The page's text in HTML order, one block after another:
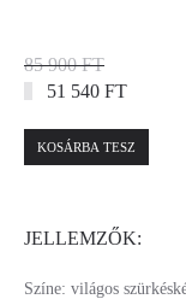
85 900 FT
51 540 FT
KOSÁRBA TESZ
JELLEMZŐK:
Színe: világos